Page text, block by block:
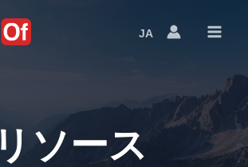
JALanguage
リソース